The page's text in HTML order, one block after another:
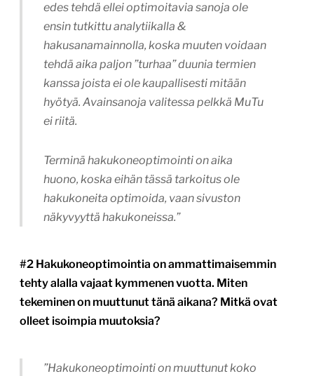
edes tehdä ellei optimoitavia sanoja ole
ensin tutkittu analytiikalla &
hakusanamainnolla, koska muuten voidaan
tehdä aika paljon ”turhaa” duunia termien
kanssa joista ei ole kaupallisesti mitään
hyötyä. Avainsanoja valitessa pelkkä MuTu
ei riitä.
Terminä hakukoneoptimointi on aika
huono, koska eihän tässä tarkoitus ole
hakukoneita optimoida, vaan sivuston
näkyvyyttä hakukoneissa.”
#2 Hakukoneoptimointia on ammattimaisemmin
tehty alalla vajaat kymmenen vuotta. Miten
tekeminen on muuttunut tänä aikana? Mitkä ovat
olleet isoimpia muutoksia?
”Hakukoneoptimointi on muuttunut koko